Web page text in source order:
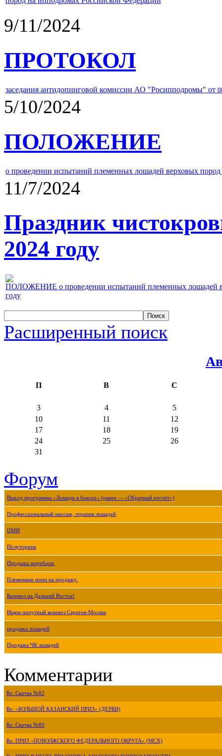
9/11/2024
ПРОТОКОЛ
заседания антидопинговой комиссии АО "Росипподромы" от
5/10/2024
ПОЛОЖЕНИЕ
о проведении испытаний племенных лошадей верховых
11/7/2024
Праздник
2024 году
ПОЛОЖЕНИЕ о проведении испытаний племенных лошадей
году
Расширенный поиск
П В С
3 4
5
10
11
12
17
18
19
24
25
26
31
Форум
Выход программы «Лошади в боксах» (ранее — «Обратный отсчёт»)
Профессиональный массаж, терапия лошадей
ЦМИ
Полуторник
Продажа жеребцов.
Племенные пони на продажу.
Коневоз на Дальний Восток!
Ищем попутный коневоз Саратов-Москва
продажа лошадей
Продажа ЧК лошадей
Комментарии
Re: Скачка №82
Re: «БОЛЬШОЙ КАЗАНСКИЙ ПРИЗ» (ДЕРБИ)
Re: Скачка №80
Re: ПРИЗ «ПОВОЛЖСКОГО ФЕДЕРАЛЬНОГО ОКРУГА» (МСХ)